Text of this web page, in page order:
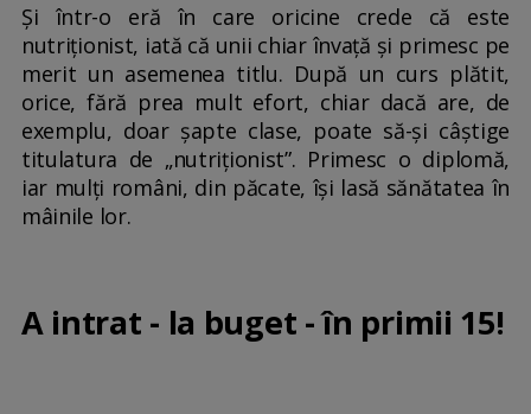
Și într-o eră în care oricine crede că este
nutriționist, iată că unii chiar învață și primesc pe
merit un asemenea titlu. După un curs plătit,
orice, fără prea mult efort, chiar dacă are, de
exemplu, doar șapte clase, poate să-și câștige
titulatura de „nutriționist”. Primesc o diplomă,
iar mulți români, din păcate, își lasă sănătatea în
mâinile lor.
A intrat - la buget - în primii 15!